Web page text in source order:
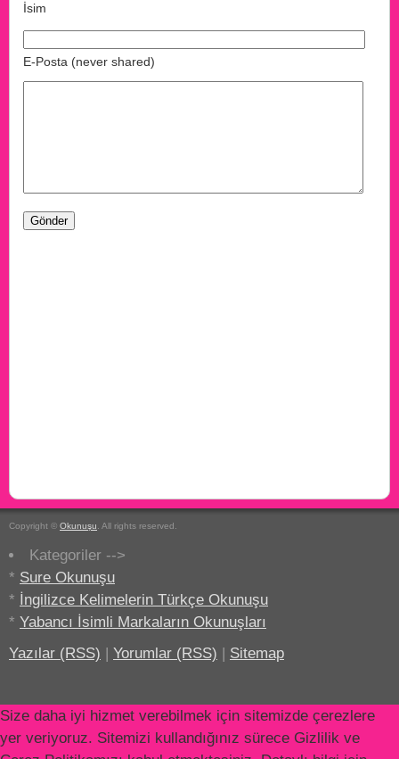
İsim
E-Posta (never shared)
Copyright © Okunuşu . All rights reserved.
Kategoriler -->
* Sure Okunuşu
* İngilizce Kelimelerin Türkçe Okunuşu
* Yabancı İsimli Markaların Okunuşları
Yazılar (RSS) | Yorumlar (RSS) | Sitemap
Size daha iyi hizmet verebilmek için sitemizde çerezlere
yer veriyoruz. Sitemizi kullandığınız sürece Gizlilik ve